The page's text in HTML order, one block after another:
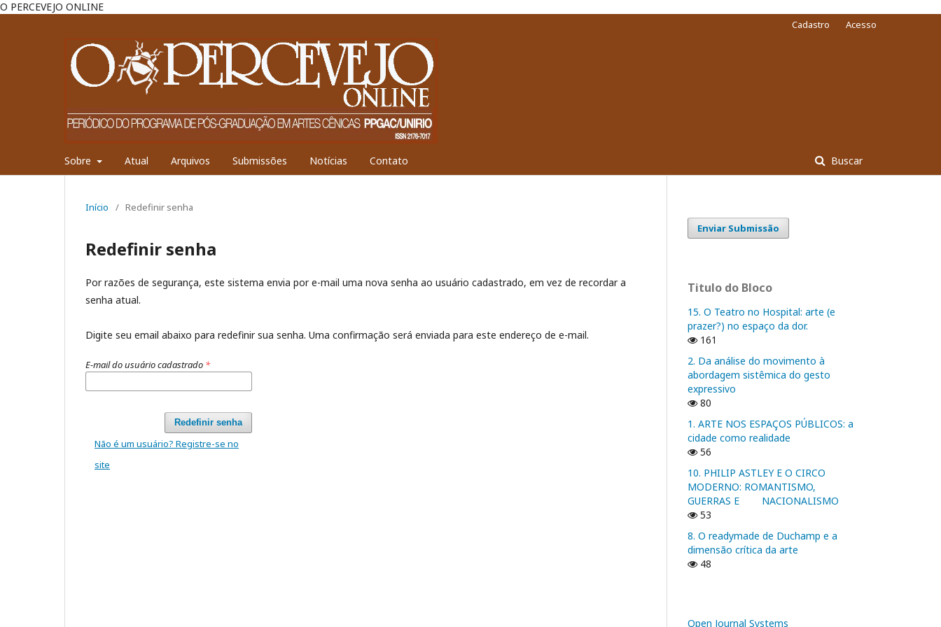
O PERCEVEJO ONLINE
Sobre Atual Arquivos Submissões Notícias Contato Buscar
Cadastro Acesso
Início / Redefinir senha
Redefinir senha
Por razões de segurança, este sistema envia por e-mail uma nova senha ao usuário cadastrado, em vez de recordar a
senha atual.
Digite seu email abaixo para redefinir sua senha. Uma confirmação será enviada para este endereço de e-mail.
E-mail do usuário cadastrado *
Redefinir senha
Não é um usuário? Registre-se no
site
Enviar Submissão
Titulo do Bloco
15. O Teatro no Hospital: arte (e
prazer?) no espaço da dor.
161
2. Da análise do movimento à
abordagem sistêmica do gesto
expressivo
80
1. ARTE NOS ESPAÇOS PÚBLICOS: a
cidade como realidade
56
10. PHILIP ASTLEY E O CIRCO
MODERNO: ROMANTISMO,
GUERRAS E NACIONALISMO
53
8. O readymade de Duchamp e a
dimensão crítica da arte
48
Open Journal Systems